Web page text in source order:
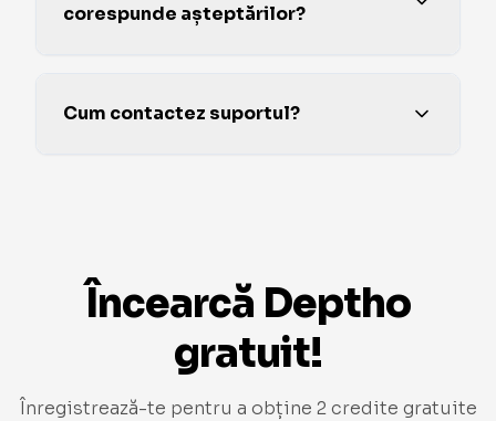
corespunde așteptărilor?
Cum contactez suportul?
Încearcă Deptho
gratuit!
Înregistrează-te pentru a obține 2 credite gratuite